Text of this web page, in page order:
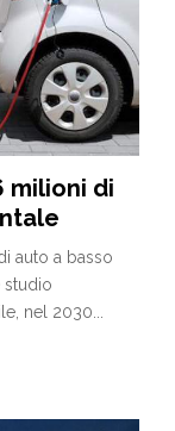
milioni di
auto a basso
nel 2030...